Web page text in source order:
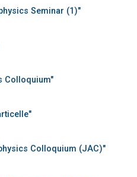
Seminar (1)"
Colloquium"
Colloquium (JAC)"